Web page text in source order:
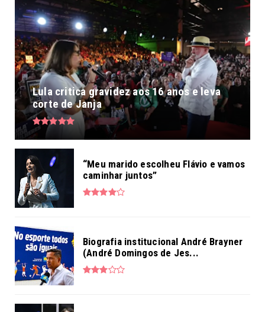
Lula critica gravidez aos 16 anos e leva
corte de Janja
“Meu marido escolheu Flávio e vamos
caminhar juntos”
Biografia institucional André Brayner
(André Domingos de Jes...